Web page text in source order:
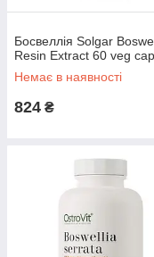
Босвеллія Solgar
Resin Extract 60 veg
Немає в наявності
824 ₴